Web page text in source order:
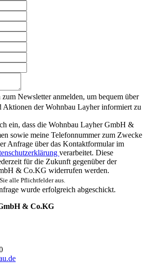
Newsletter anmelden, um bequem über
Aktionen der Wohnbau Layher informiert zu
ein, dass die Wohnbau Layher GmbH &
sowie meine Telefonnummer zum Zwecke
Anfrage über das Kontaktformular im
verarbeitet. Diese
für die Zukunft gegenüber der
& Co.KG widerrufen werden.
alle Pflichtfelder aus.
wurde erfolgreich abgeschickt.
& Co.KG